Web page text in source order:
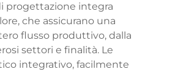
progettazione integra
che assicurano una
flusso produttivo, dalla
settori e finalità. Le
integrativo, facilmente